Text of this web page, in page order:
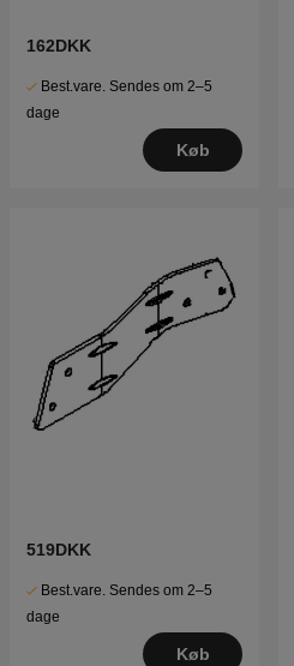
162DKK
Best.vare. Sendes om 2–5
dage
Køb
519DKK
Best.vare. Sendes om 2–5
dage
Køb